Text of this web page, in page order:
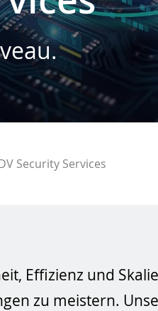
Security Services
Effizienz und
zu meistern.